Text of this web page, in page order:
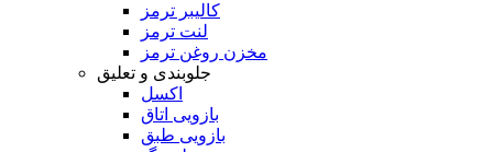
کالیبر ترمز
لنت ترمز
مخزن روغن ترمز
جلوبندی و تعلیق
اکسل
بازویی اتاق
بازویی طبق